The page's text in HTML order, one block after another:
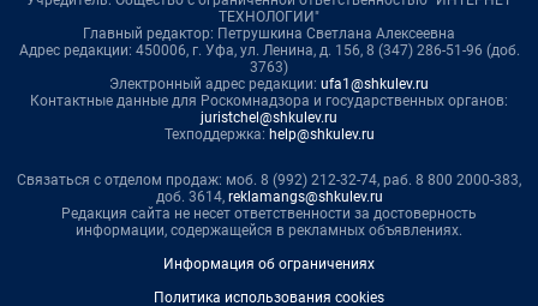
ТЕХНОЛОГИИ"
Главный редактор: Петрушкина Светлана Алексеевна
Адрес редакции: 450006, г. Уфа, ул. Ленина, д. 156, 8 (347) 286-51-96 (доб.
3763)
Электронный адрес редакции: ufa1@shkulev.ru
Контактные данные для Роскомнадзора и государственных органов:
juristchel@shkulev.ru
Техподдержка: help@shkulev.ru
Связаться с отделом продаж: моб. 8 (992) 212-32-74, раб. 8 800 2000-383,
доб. 3614, reklamangs@shkulev.ru
Редакция сайта не несет ответственности за достоверность
информации, содержащейся в рекламных объявлениях.
Информация об ограничениях
Политика использования cookies